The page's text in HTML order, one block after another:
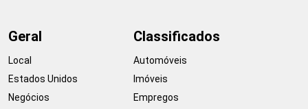
Geral
Local
Estados Unidos
Negócios
Classificados
Automóveis
Imóveis
Empregos